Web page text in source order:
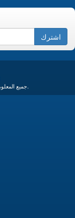
اشترك
جميع المعلومات والعروض والأسعار قابلة للتغيير وغير ملزمة.